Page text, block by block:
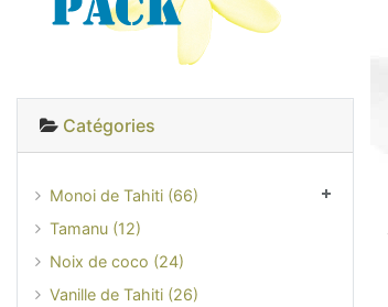
Catégories
Monoi de Tahiti (66)
Tamanu (12)
Noix de coco (24)
Vanille de Tahiti (26)